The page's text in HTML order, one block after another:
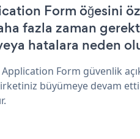
Form öğesini
fazla zaman
hatalara neden
Form güvenlik
büyümeye devam